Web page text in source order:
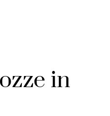
in